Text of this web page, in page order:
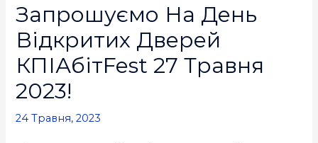
Запрошуємо На День
Відкритих Дверей
КПІАбітFest 27 Травня
2023!
24 Травня, 2023